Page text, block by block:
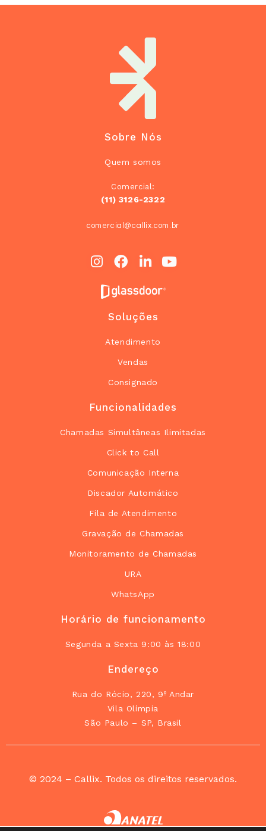
Sobre Nós
Quem somos
Comercial:
(11) 3126-2322
comercial@callix.com.br
Soluções
Atendimento
Vendas
Consignado
Funcionalidades
Chamadas Simultâneas Ilimitadas
Click to Call
Comunicação Interna
Discador Automático
Fila de Atendimento
Gravação de Chamadas
Monitoramento de Chamadas
URA
WhatsApp
Horário de funcionamento
Segunda a Sexta 9:00 às 18:00
Endereço
Rua do Rócio, 220, 9º Andar
Vila Olímpia
São Paulo – SP, Brasil
© 2024 – Callix. Todos os direitos reservados.